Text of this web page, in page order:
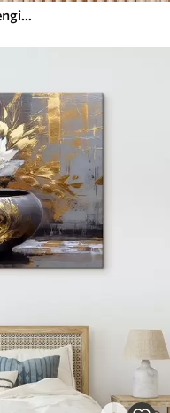
Abstraktne roosades toonides pojengide kimp